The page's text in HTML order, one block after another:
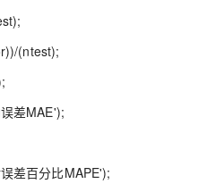
(ntest);
差MAE');
差百分比MAPE');